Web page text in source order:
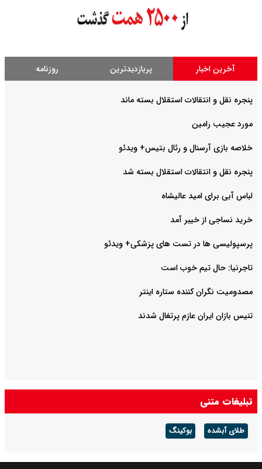
آخرین اخبار پربازدیدترین روزنامه
پنجره نقل و انتقالات استقلال بسته ماند
مورد عجیب رامین
خلاصه بازی آرسنال و رئال بتیس+ ویدئو
پنجره نقل و انتقالات استقلال بسته شد
لباس آبی برای امید عالیشاه
خرید نساجی از خیبر آمد
پرسپولیسی ها در تست های پزشکی+ ویدئو
تاجرنیا: حال تیم خوب است
مصدومیت نگران کننده ستاره اینتر
تنیس بازان ایران عازم پرتغال شدند
تبلیغات متنی
طلای آبشده بوکینگ